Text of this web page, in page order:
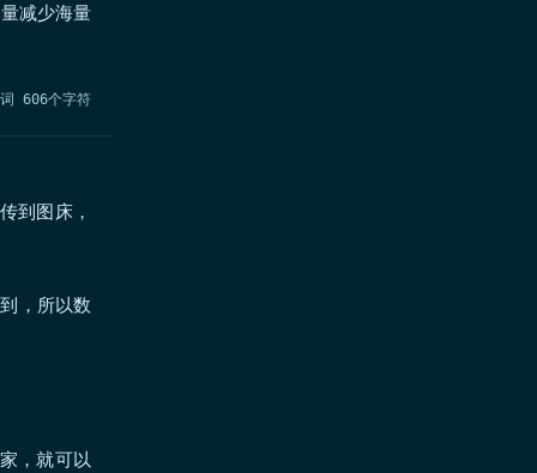
减少海量
606个字符
到图床，
，所以数
，就可以